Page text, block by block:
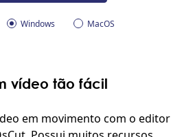
Windows MacOS
vídeo tão fácil
em movimento com o editor